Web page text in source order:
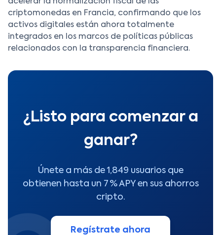
acelerar la normalización fiscal de las
criptomonedas en Francia, confirmando que los
activos digitales están ahora totalmente
integrados en los marcos de políticas públicas
relacionados con la transparencia financiera.
¿Listo para comenzar a
ganar?
Únete a más de 1,849 usuarios que
obtienen hasta un 7 % APY en sus ahorros
cripto.
Regístrate ahora